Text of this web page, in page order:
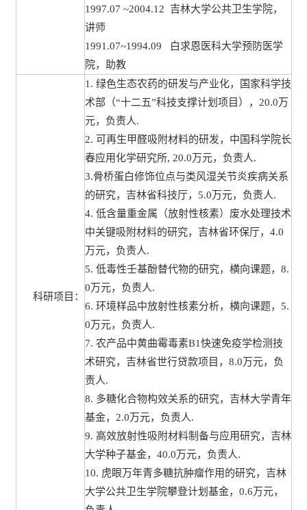
1997.07 ~2004.12 吉林大学公共卫生学院，
讲师
1991.07~1994.09 白求恩医科大学预防医学
院，助教
科研项目：
1. 绿色生态农药的研发与产业化，国家科学技
术部（“十二五”科技支撑计划项目），20.0万
元，负责人.
2. 可再生甲醛吸附材料的研发，中国科学院长
春应用化学研究所, 20.0万元，负责人.
3.骨桥蛋白修饰位点与类风湿关节炎疾病关系
的研究，吉林省科技厅，5.0万元，负责人.
4. 低含量重金属（放射性核素）废水处理技术
中关键吸附材料的研究，吉林省环保厅，4.0
万元，负责人.
5. 低毒性壬基酚替代物的研究，横向课题，8.
0万元，负责人.
6. 环境样品中放射性核素分析，横向课题，5.
0万元，负责人.
7. 农产品中黄曲霉毒素B1快速免疫学检测技
术研究，吉林省世行贷款项目，8.0万元，负
责人.
8. 多糖化合物构效关系的研究，吉林大学青年
基金，2.0万元，负责人.
9. 高效放射性吸附材料制备与应用研究，吉林
大学种子基金，40.0万元，负责人.
10. 虎眼万年青多糖抗肿瘤作用的研究，吉林
大学公共卫生学院攀登计划基金，0.6万元，